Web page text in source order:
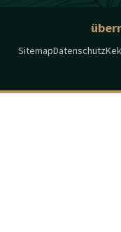
SitemapDatenschutz